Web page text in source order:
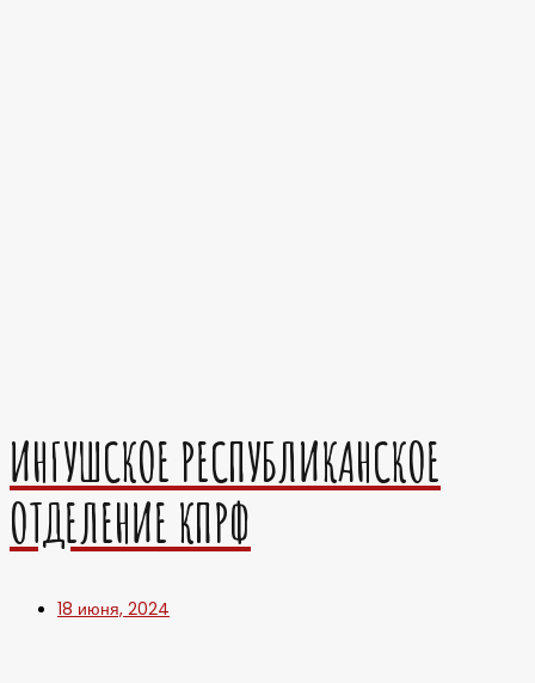
ИНГУШСКОЕ РЕСПУБЛИКАНСКОЕ
ОТДЕЛЕНИЕ КПРФ
18 июня, 2024